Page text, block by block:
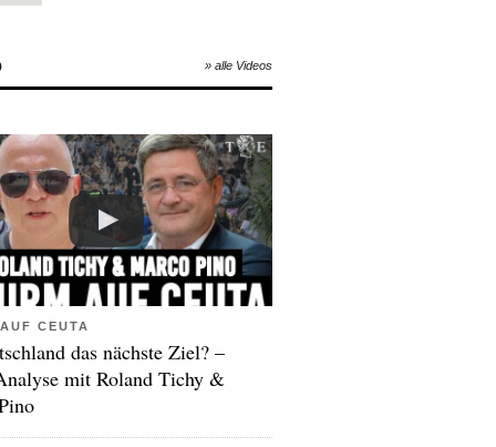
» alle Videos
CEUTA
das nächste Ziel? –
mit Roland Tichy &